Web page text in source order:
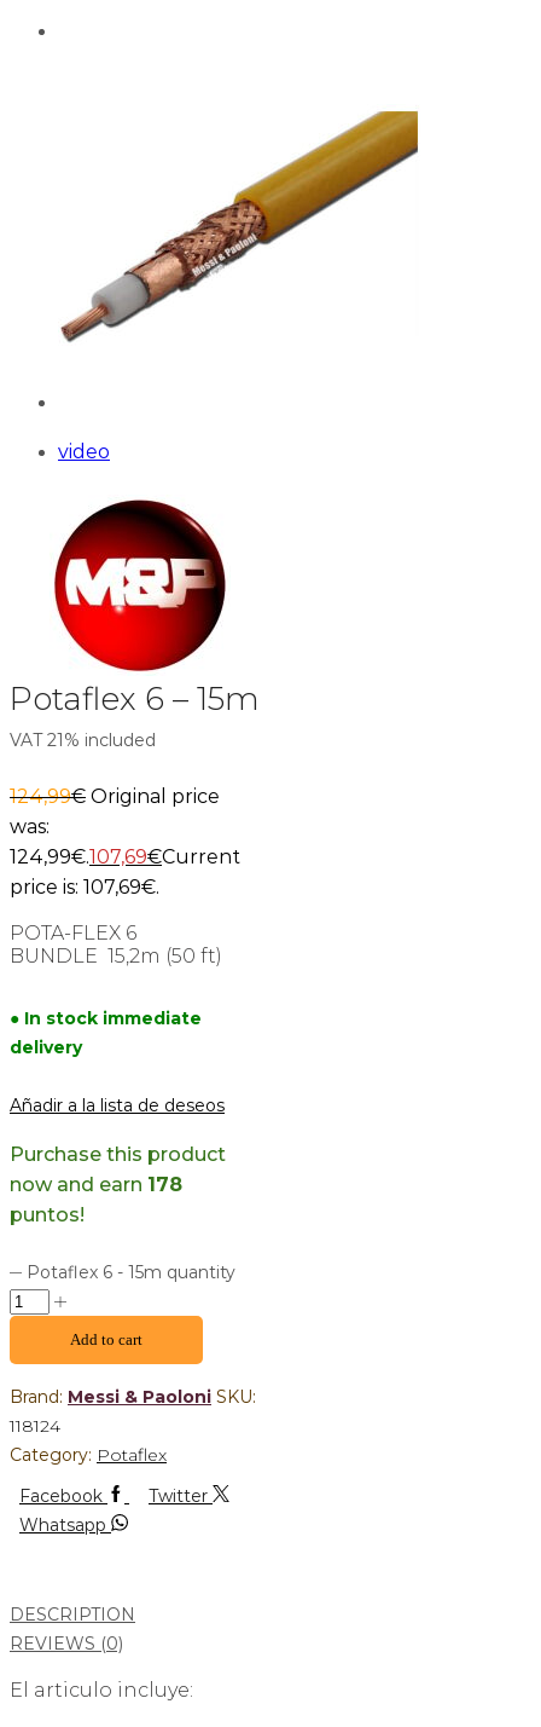
video
Potaflex 6 – 15m
VAT 21% included
124,99€ Original price
was:
124,99€.107,69€Current
price is: 107,69€.
POTA-FLEX 6
BUNDLE 15,2m (50 ft)
● In stock immediate
delivery
Añadir a la lista de deseos
Purchase this product
now and earn 178
puntos!
Potaflex 6 - 15m quantity
Add to cart
Brand: Messi & Paoloni SKU:
118124
Category: Potaflex
Facebook
Twitter
Whatsapp
DESCRIPTION
REVIEWS (0)
El articulo incluye: